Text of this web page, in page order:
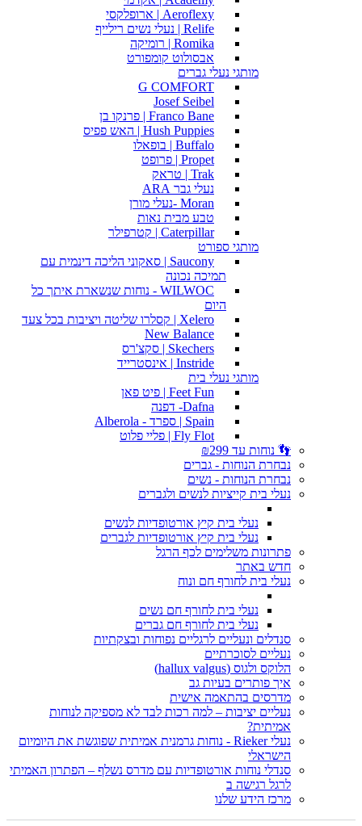
Aeroflexy | ארופלקסי
Relife | נעלי נשים רילייף
Romika | רומיקה
אבסולוט קומפורט
מותגי נעלי גברים
G COMFORT
Josef Seibel
Franco Bane | פרנקו בן
Hush Puppies | האש פפיס
Buffalo | בופאלו
Propet | פרופט
Trak | טראק
נעלי גבר ARA
Moran -נעלי מורן
טבע מבית נאות
Caterpillar | קטרפילר
מותגי ספורט
Saucony | סאקוני הליכה דינמית עם
תמיכה נכונה
WILWOC - נוחות שנשארת איתך כל
היום
Xelero | קסלרו שליטה ויציבות בכל צעד
New Balance
Skechers | סקצ'רס
Instride | אינסטרייד
מותגי נעלי בית
Feet Fun | פיט פאן
Dafna- דפנה
Spain | ספרד - Alberola
Fly Flot | פליי פלוט
👣 נוחות עד ₪299
נבחרת הנוחות - גברים
נבחרת הנוחות - נשים
נעלי בית קייציות לנשים ולגברים
נעלי בית קיץ אורטופדיות לנשים
נעלי בית קיץ אורטופדיות לגברים
פתרונות משלימים לכף הרגל
חדש באתר
נעלי בית לחורף חם ונוח
נעלי בית לחורף חם נשים
נעלי בית לחורף חם גברים
סנדלים ונעליים לרגליים נפוחות ובצקתיות
נעליים לסוכרתיים
הלוקס ולגוס (hallux valgus)
איך פותרים בעיות גב
מדרסים בהתאמה אישית
נעליים יציבות – למה רכות לבד לא מספיקה לנוחות
אמיתית?
נעלי Rieker - נוחות גרמנית אמיתית שפוגשת את היומיום
הישראלי
סנדלי נוחות אורטופדיות עם מדרס נשלף – הפתרון האמיתי
לרגל רגישה ב
מרכז הידע שלנו